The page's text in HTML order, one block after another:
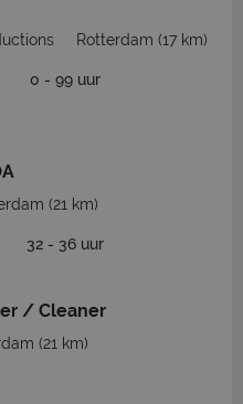
Rotterdam (17 km)
0 - 99 uur
(21 km)
32 - 36 uur
/ Cleaner
(21 km)